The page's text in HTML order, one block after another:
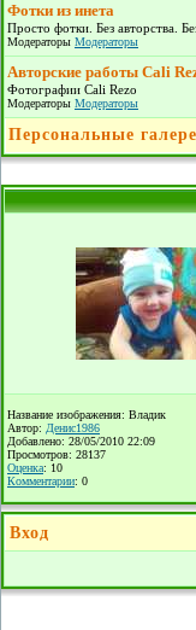
Фотки из инета
Просто фотки. Без авторства.
Модераторы Модераторы
Авторские работы Cali
Фотографии Cali Rezo
Модераторы Модераторы
Персональные
Название изображения: Владик
Автор: Денис1986
Добавлено: 28/05/2010 22:09
Просмотров: 28137
Оценка: 10
Комментарии: 0
Вход